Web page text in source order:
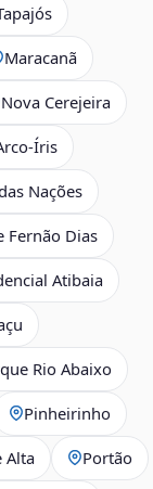
Maracanã
Nova Cerejeira
Íris
Nações
Fernão Dias
Atibaia
Rio Abaixo
Pinheirinho
Alta Portão